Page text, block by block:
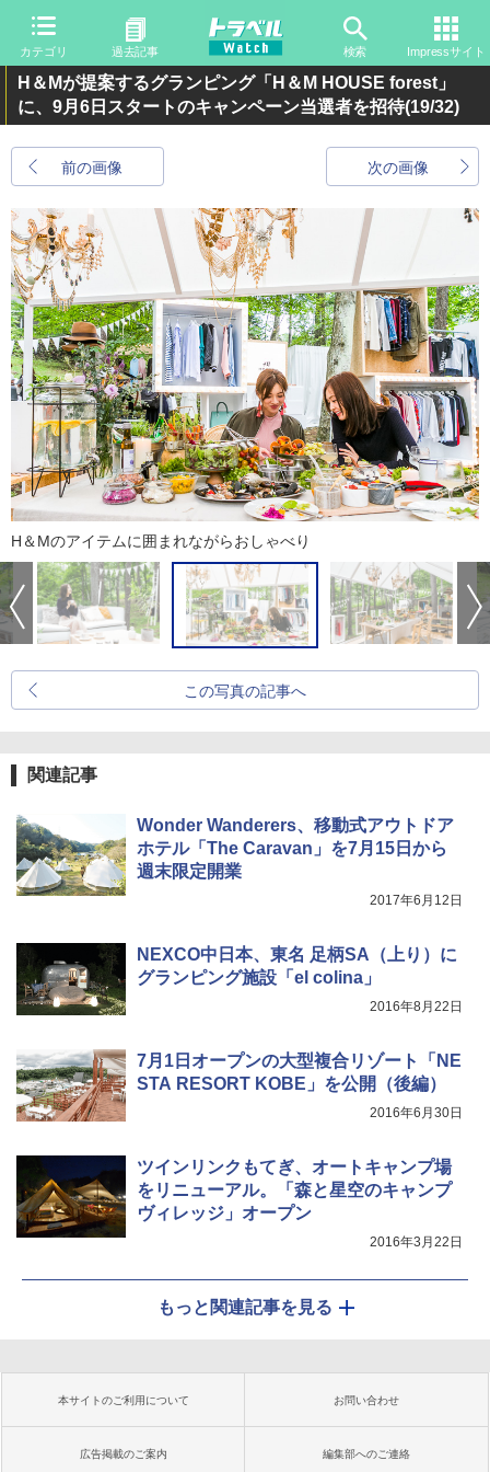
カテゴリ 過去記事 検索 Impressサイト
H＆Mが提案するグランピング「H＆M HOUSE forest」
に、9月6日スタートのキャンペーン当選者を招待(19/32)
前の画像 次の画像
H＆Mのアイテムに囲まれながらおしゃべり
この写真の記事へ
関連記事
Wonder Wanderers、移動式アウトドア
ホテル「The Caravan」を7月15日から
週末限定開業
2017年6月12日
NEXCO中日本、東名 足柄SA（上り）に
グランピング施設「el colina」
2016年8月22日
7月1日オープンの大型複合リゾート「NE
STA RESORT KOBE」を公開（後編）
2016年6月30日
ツインリンクもてぎ、オートキャンプ場
をリニューアル。「森と星空のキャンプ
ヴィレッジ」オープン
2016年3月22日
もっと関連記事を見る
本サイトのご利用について お問い合わせ
広告掲載のご案内 編集部へのご連絡